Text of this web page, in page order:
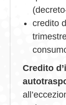
credito
Credito